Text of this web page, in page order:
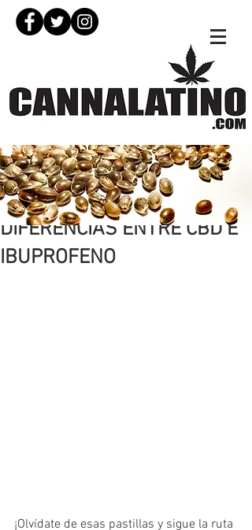
DIFERENCIAS ENTRE CBD E
IBUPROFENO
26 abr 2020
¡Olvídate de esas pastillas y sigue la ruta